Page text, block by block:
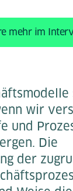
mehr im
wir
und
Die
der